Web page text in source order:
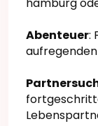
Abenteuer: